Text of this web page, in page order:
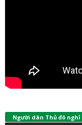
Người dân Thủ đô